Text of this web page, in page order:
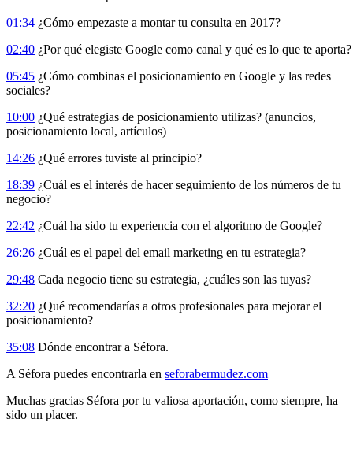
01:34 ¿Cómo empezaste a montar tu consulta en 2017?
02:40 ¿Por qué elegiste Google como canal y qué es lo que te aporta?
05:45 ¿Cómo combinas el posicionamiento en Google y las redes
sociales?
10:00 ¿Qué estrategias de posicionamiento utilizas? (anuncios,
posicionamiento local, artículos)
14:26 ¿Qué errores tuviste al principio?
18:39 ¿Cuál es el interés de hacer seguimiento de los números de tu
negocio?
22:42 ¿Cuál ha sido tu experiencia con el algoritmo de Google?
26:26 ¿Cuál es el papel del email marketing en tu estrategia?
29:48 Cada negocio tiene su estrategia, ¿cuáles son las tuyas?
32:20 ¿Qué recomendarías a otros profesionales para mejorar el
posicionamiento?
35:08 Dónde encontrar a Séfora.
A Séfora puedes encontrarla en seforabermudez.com
Muchas gracias Séfora por tu valiosa aportación, como siempre, ha
sido un placer.